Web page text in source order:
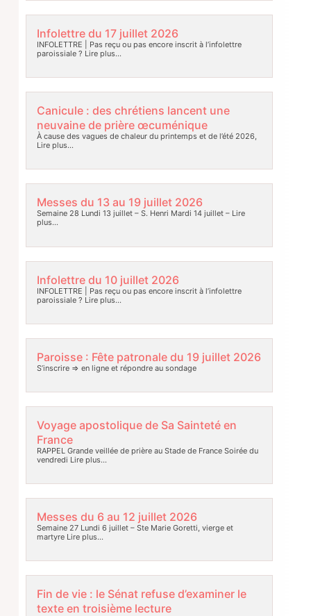
Infolettre du 17 juillet 2026
INFOLETTRE | Pas reçu ou pas encore inscrit à l’infolettre
paroissiale ? Lire plus…
Canicule : des chrétiens lancent une
neuvaine de prière œcuménique
À cause des vagues de chaleur du printemps et de l’été 2026,
Lire plus…
Messes du 13 au 19 juillet 2026
Semaine 28 Lundi 13 juillet – S. Henri Mardi 14 juillet –Lire
plus…
Infolettre du 10 juillet 2026
INFOLETTRE | Pas reçu ou pas encore inscrit à l’infolettre
paroissiale ? Lire plus…
Paroisse : Fête patronale du 19 juillet 2026
S’inscrire => en ligne et répondre au sondage
Voyage apostolique de Sa Sainteté en
France
RAPPEL Grande veillée de prière au Stade de France Soirée du
vendredi Lire plus…
Messes du 6 au 12 juillet 2026
Semaine 27 Lundi 6 juillet – Ste Marie Goretti, vierge et
martyreLire plus…
Fin de vie : le Sénat refuse d’examiner le
texte en troisième lecture